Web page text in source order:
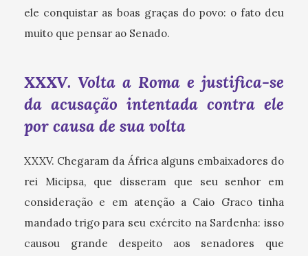
ele conquistar as boas graças do povo: o fato deu
muito que pensar ao Senado.
XXXV. Volta a Roma e justifica-se
da acusação intentada contra ele
por causa de sua volta
XXXV. Chegaram da África alguns embaixadores do
rei Micipsa, que disseram que seu senhor em
consideração e em atenção a Caio Graco tinha
mandado trigo para seu exército na Sardenha: isso
causou grande despeito aos senadores que